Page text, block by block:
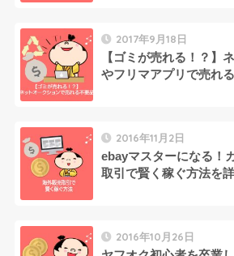
2017年9月18日
【ゴミが売れる！？】
やフリマアプリで売れ
2016年11月2日
ebayマスターになる！
取引で賢く稼ぐ方法を
2016年10月26日